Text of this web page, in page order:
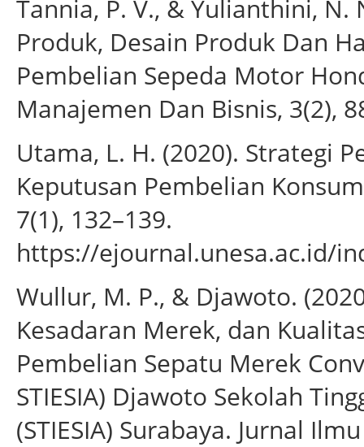
Tannia, P. V., & Yulianthini, N.
Produk, Desain Produk Dan
Pembelian Sepeda Motor
Manajemen Dan Bisnis, 3(2),
Utama, L. H. (2020). Strategi
Keputusan Pembelian
7(1), 132–139.
https://ejournal.unesa.ac.id/
Wullur, M. P., & Djawoto.
Kesadaran Merek, dan
Pembelian Sepatu Merek
STIESIA) Djawoto Sekolah
(STIESIA) Surabaya. Jurnal